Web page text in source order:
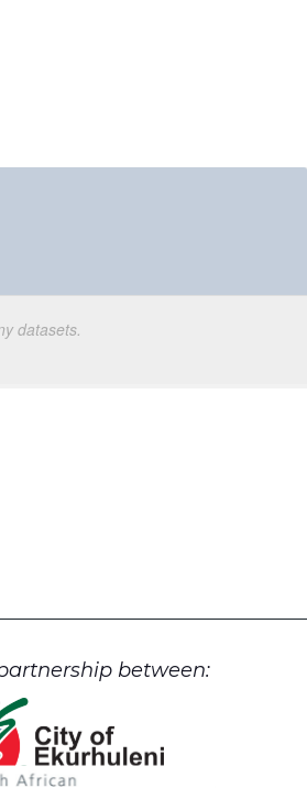
datasets.
between: